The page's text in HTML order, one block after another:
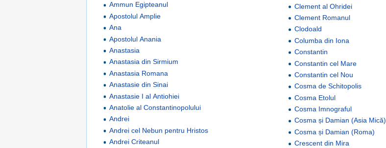
Ammun Egipteanul
Apostolul Amplie
Ana
Apostolul Anania
Anastasia
Anastasia din Sirmium
Anastasia Romana
Anastasie din Sinai
Anastasie I al Antiohiei
Anatolie al Constantinopolului
Andrei
Andrei cel Nebun pentru Hristos
Andrei Criteanul
Clement al Ohridei
Clement Romanul
Clodoald
Columba din Iona
Constantin
Constantin cel Mare
Constantin cel Nou
Cosma de Schitopolis
Cosma Etolul
Cosma Imnograful
Cosma și Damian (Asia Mică)
Cosma și Damian (Roma)
Crescent din Mira